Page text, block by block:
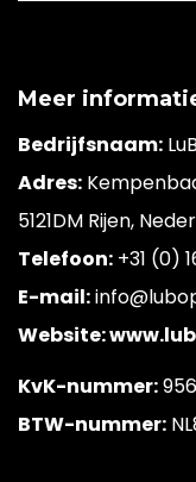
Meer
Bedrijfsnaam:
Adres:
5121DM Rijen,
Telefoon: +31 (0)
E-mail:
Website:
KvK-nummer:
BTW-nummer: